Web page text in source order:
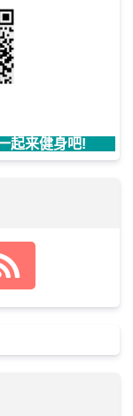
起来健身吧!